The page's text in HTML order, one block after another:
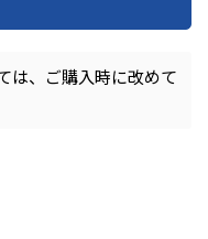
は、ご購入時に改めて